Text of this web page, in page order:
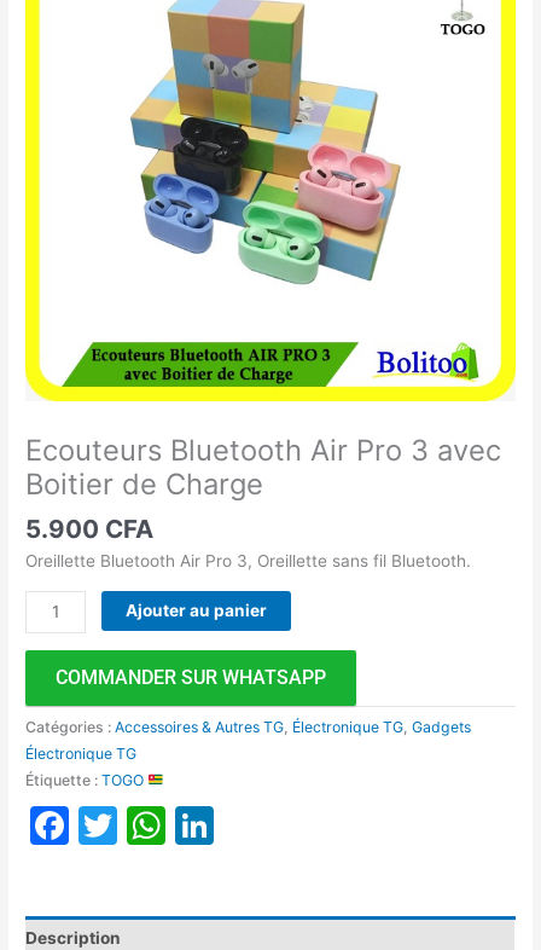
Ecouteurs Bluetooth Air Pro 3 avec
Boitier de Charge
5.900 CFA
Oreillette Bluetooth Air Pro 3, Oreillette sans fil Bluetooth.
Ajouter au panier
COMMANDER SUR WHATSAPP
Catégories :Accessoires & Autres TG Électronique TG ,Gadgets
Électronique TG
Étiquette :TOGO
Facebook
TwitterWhatsApp
Description